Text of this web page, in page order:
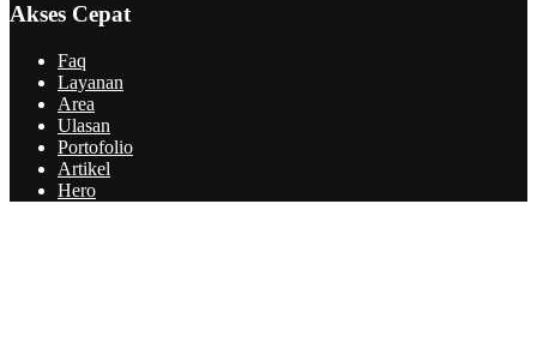
Akses Cepat
Faq
Layanan
Area
Ulasan
Portofolio
Artikel
Hero